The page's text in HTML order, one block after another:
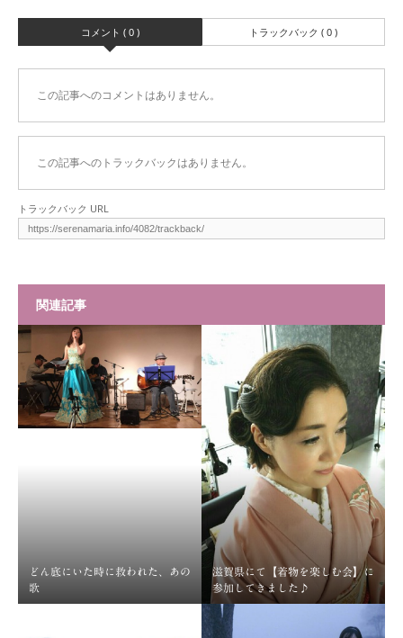
コメント ( 0 ) トラックバック ( 0 )
この記事へのコメントはありません。
この記事へのトラックバックはありません。
トラックバック URL
関連記事
どん底にいた時に救われた、あの
歌
滋賀県にて【着物を楽しむ会】に
参加してきました♪